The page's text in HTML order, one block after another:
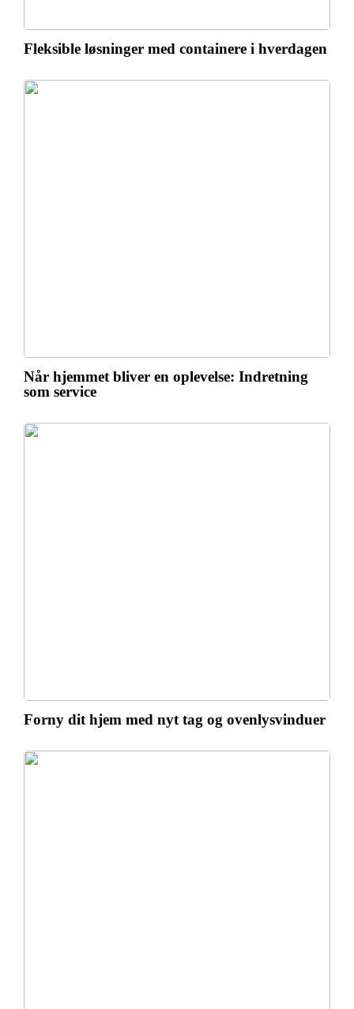
Fleksible løsninger med containere i hverdagen
Når hjemmet bliver en oplevelse: Indretning
som service
Forny dit hjem med nyt tag og ovenlysvinduer